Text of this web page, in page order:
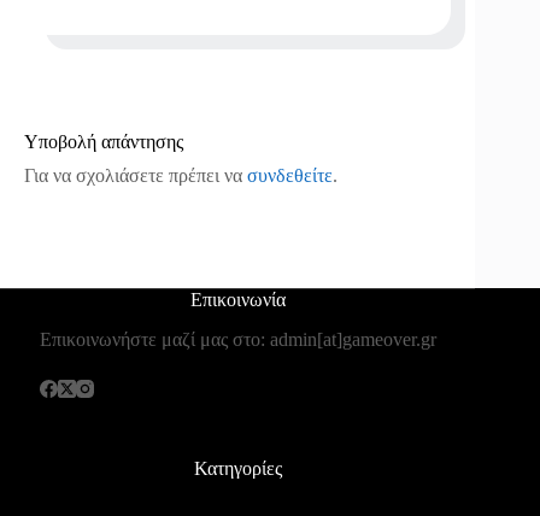
Υποβολή απάντησης
Για να σχολιάσετε πρέπει να συνδεθείτε.
Επικοινωνία
Επικοινωνήστε μαζί μας στο: admin[at]gameover.gr
Κατηγορίες